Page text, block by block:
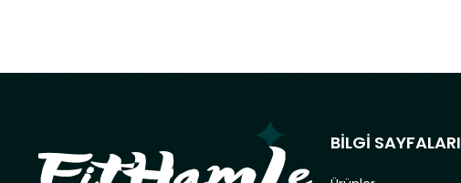
BİLGİ SAYFALARI